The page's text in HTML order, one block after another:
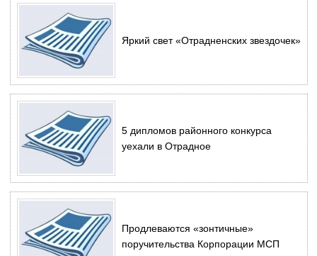
Яркий свет «Отрадненских звездочек»
5 дипломов районного конкурса
уехали в Отрадное
Продлеваются «зонтичные»
поручительства Корпорации МСП